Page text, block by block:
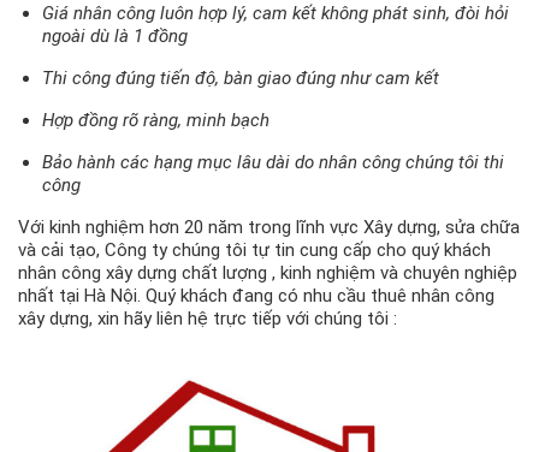
Giá nhân công luôn hợp lý, cam kết không phát sinh, đòi hỏi
ngoài dù là 1 đồng
Thi công đúng tiến độ, bàn giao đúng như cam kết
Hợp đồng rõ ràng, minh bạch
Bảo hành các hạng mục lâu dài do nhân công chúng tôi thi
công
Với kinh nghiệm hơn 20 năm trong lĩnh vực Xây dựng, sửa chữa
và cải tạo, Công ty chúng tôi tự tin cung cấp cho quý khách
nhân công xây dựng chất lượng , kinh nghiệm và chuyên nghiệp
nhất tại Hà Nội. Quý khách đang có nhu cầu thuê nhân công
xây dựng, xin hãy liên hệ trực tiếp với chúng tôi :